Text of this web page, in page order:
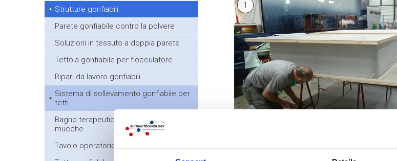
Strutture gonfiabili
Parete gonfiabile contro la polvere
Soluzioni in tessuto a doppia parete
Tettoia gonfiabile per flocculatore
Ripari da lavoro gonfiabili
Sistema di sollevamento gonfiabile per
tetti
Bagno terapeutico gonfiabile per le
mucche
Tavolo operatorio gonfiabile
1